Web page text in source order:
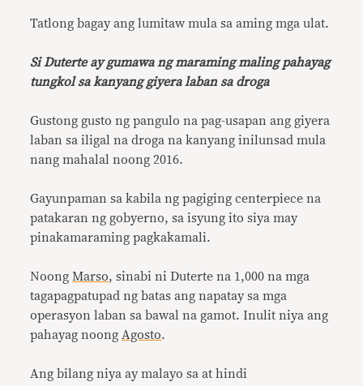
Tatlong bagay ang lumitaw mula sa aming mga ulat.
Si Duterte ay gumawa ng maraming maling pahayag
tungkol sa kanyang giyera laban sa droga
Gustong gusto ng pangulo na pag-usapan ang giyera
laban sa iligal na droga na kanyang inilunsad mula
nang mahalal noong 2016.
Gayunpaman sa kabila ng pagiging centerpiece na
patakaran ng gobyerno, sa isyung ito siya may
pinakamaraming pagkakamali.
Noong Marso, sinabi ni Duterte na 1,000 na mga
tagapagpatupad ng batas ang napatay sa mga
operasyon laban sa bawal na gamot. Inulit niya ang
pahayag noong Agosto.
Ang bilang niya ay malayo sa at hindi